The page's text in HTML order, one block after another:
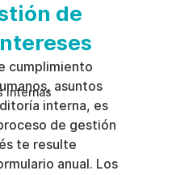
internas
de
cumplimiento
asuntos
interna, es
de gestión
te resulte
anual. Los